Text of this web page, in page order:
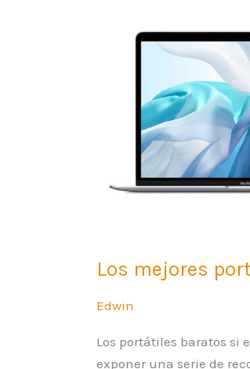
Los mejores
Edwin
Los portátiles baratos si
exponer una serie de
rápidos